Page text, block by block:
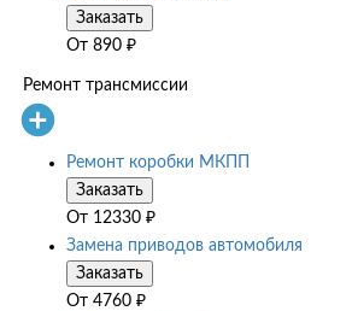
Заказать
От 890 ₽
Ремонт трансмиссии
Ремонт коробки МКПП
Заказать
От 12330 ₽
Замена приводов автомобиля
Заказать
От 4760 ₽